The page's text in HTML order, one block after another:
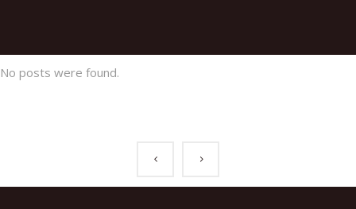
No posts were found.